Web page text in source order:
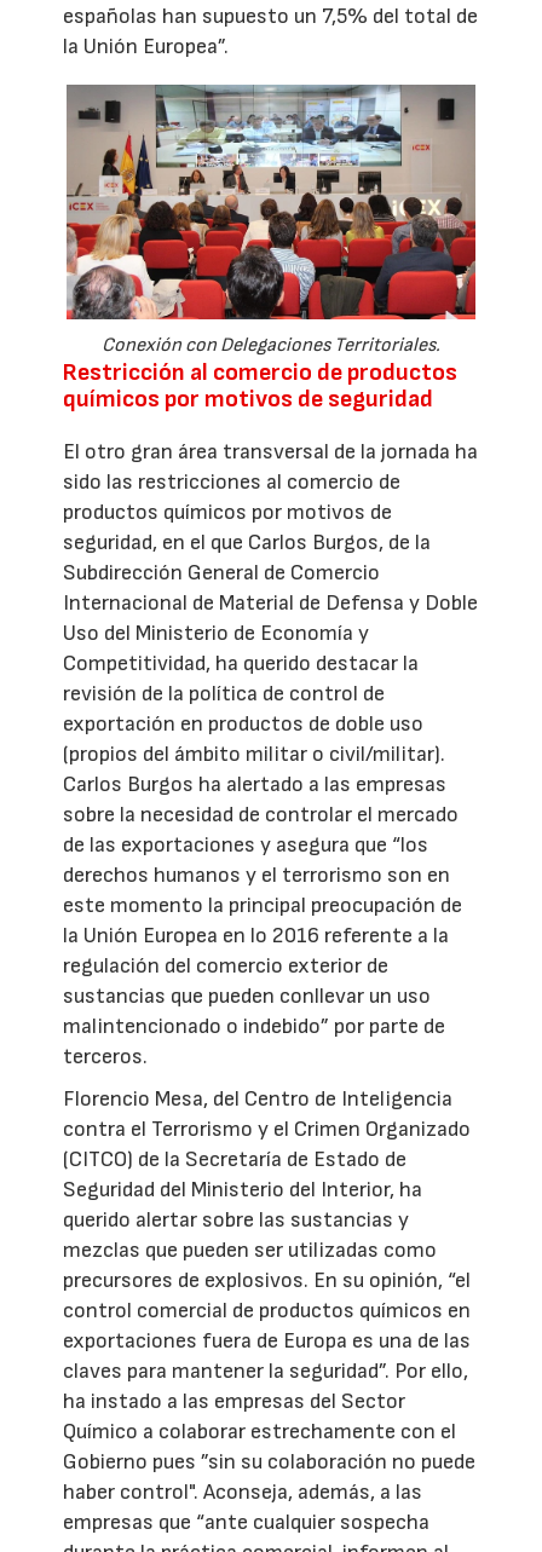
españolas han supuesto un 7,5% del total de
la Unión Europea”.
Conexión con Delegaciones Territoriales.
Restricción al comercio de productos
químicos por motivos de seguridad
El otro gran área transversal de la jornada ha
sido las restricciones al comercio de
productos químicos por motivos de
seguridad, en el que Carlos Burgos, de la
Subdirección General de Comercio
Internacional de Material de Defensa y Doble
Uso del Ministerio de Economía y
Competitividad, ha querido destacar la
revisión de la política de control de
exportación en productos de doble uso
(propios del ámbito militar o civil/militar).
Carlos Burgos ha alertado a las empresas
sobre la necesidad de controlar el mercado
de las exportaciones y asegura que “los
derechos humanos y el terrorismo son en
este momento la principal preocupación de
la Unión Europea en lo 2016 referente a la
regulación del comercio exterior de
sustancias que pueden conllevar un uso
malintencionado o indebido” por parte de
terceros.
Florencio Mesa, del Centro de Inteligencia
contra el Terrorismo y el Crimen Organizado
(CITCO) de la Secretaría de Estado de
Seguridad del Ministerio del Interior, ha
querido alertar sobre las sustancias y
mezclas que pueden ser utilizadas como
precursores de explosivos. En su opinión, “el
control comercial de productos químicos en
exportaciones fuera de Europa es una de las
claves para mantener la seguridad”. Por ello,
ha instado a las empresas del Sector
Químico a colaborar estrechamente con el
Gobierno pues ”sin su colaboración no puede
haber control". Aconseja, además, a las
empresas que “ante cualquier sospecha